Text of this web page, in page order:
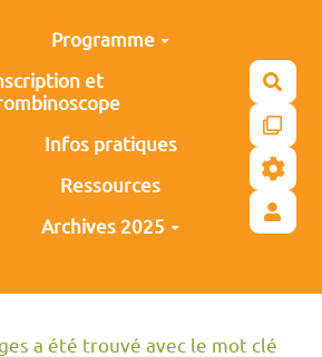
Programme
et
Infos pratiques
Ressources
Archives 2025
a été trouvé avec le mot clé